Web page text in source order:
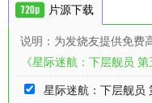
片源下载
说明：为发烧友提供免费
《星际迷航：下层舰员
星际迷航：下层舰员